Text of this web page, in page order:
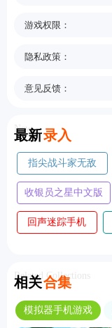
游戏权限：
隐私政策：
意见反馈：
最新录入
New
托车修改
版
麦克风手机
五千
超人
我是
相关合集
Related Collections
模拟器手机游戏